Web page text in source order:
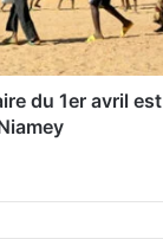
du 1er avril est